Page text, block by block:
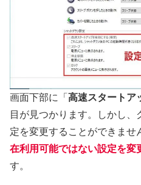
画面下部に「 高速スタートア
目が見つかります。しかし
定を変更することができませ
在利用可能ではない設定を変
す。